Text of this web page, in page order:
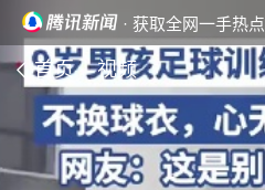
· 获取全网一手热点
首页 视频